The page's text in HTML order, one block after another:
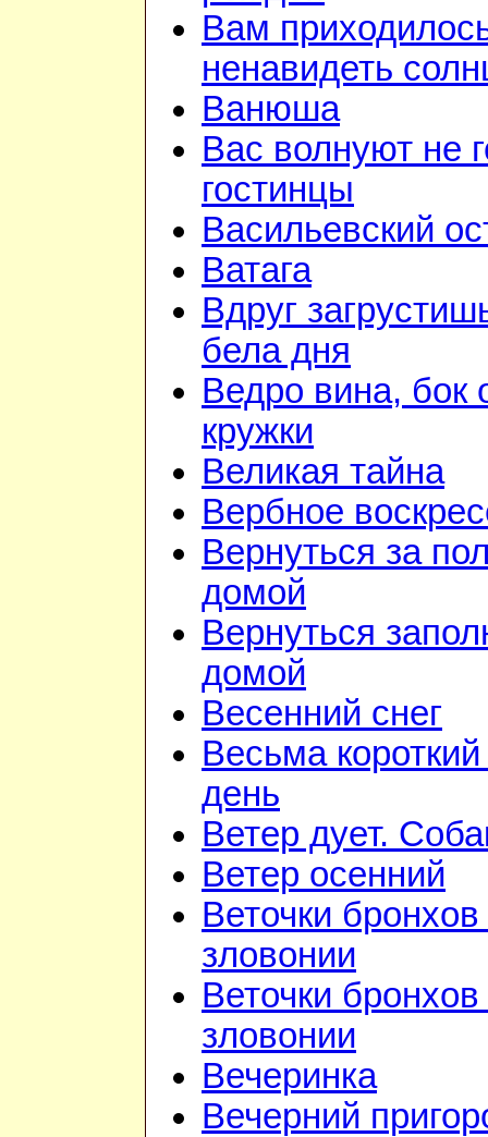
Вам
ненавидеть
Ванюша
Вас волнуют не
гостинцы
Васильевский
Ватага
Вдруг
бела дня
Ведро вина, бок
кружки
Великая тайна
Вербное
Вернуться за
домой
Вернуться
домой
Весенний снег
Весьма
день
Ветер дует.
Ветер осенний
Веточки
зловонии
Веточки
зловонии
Вечеринка
Вечерний